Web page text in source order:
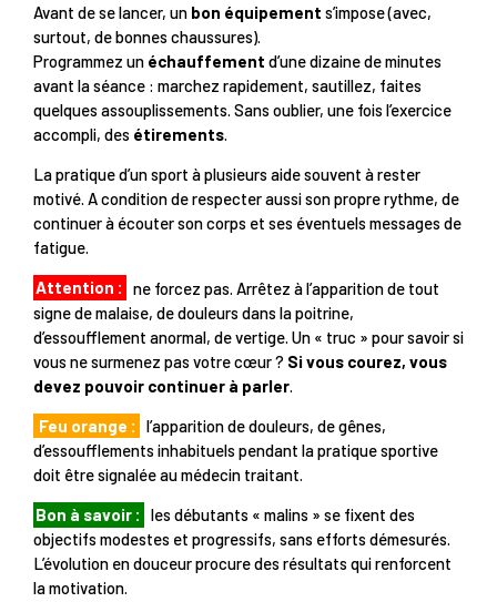
Avant de se lancer, un bon équipement s’impose (avec,
surtout, de bonnes chaussures).
Programmez un échauffement d’une dizaine de minutes
avant la séance : marchez rapidement, sautillez, faites
quelques assouplissements. Sans oublier, une fois l’exercice
accompli, des étirements.
La pratique d’un sport à plusieurs aide souvent à rester
motivé. A condition de respecter aussi son propre rythme, de
continuer à écouter son corps et ses éventuels messages de
fatigue.
Attention :
ne forcez pas. Arrêtez à l’apparition de tout
signe de malaise, de douleurs dans la poitrine,
d’essoufflement anormal, de vertige. Un « truc » pour savoir si
vous ne surmenez pas votre cœur ? Si vous courez, vous
devez pouvoir continuer à parler.
Feu orange :
l’apparition de douleurs, de gênes,
d’essoufflements inhabituels pendant la pratique sportive
doit être signalée au médecin traitant.
Bon à savoir :
les débutants « malins » se fixent des
objectifs modestes et progressifs, sans efforts démesurés.
L’évolution en douceur procure des résultats qui renforcent
la motivation.